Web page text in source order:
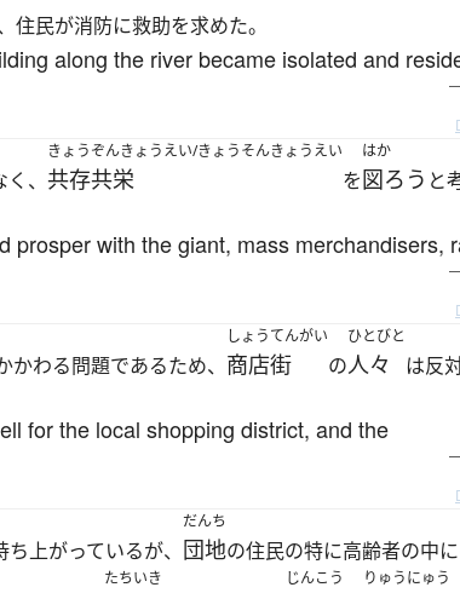
住民が消防に救助を求めた。
along the river became isolated and
—
、
きょうぞんきょうえい/きょうそんきょうえい
共存共栄 を
はか
図ろう と
prosper with the giant, mass merchandisers,
—
かわる問題であるため、
しょうてんがい
商店街 の
ひとびと
人々
は反
for the local shopping district, and the
—
上がっているが、
だんち
団地の住民の特に高齢者の中
たちいき じんこう りゅうにゅう